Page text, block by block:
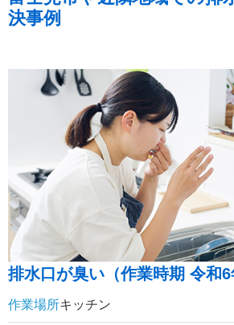
決事例
排水口が臭い（作業時期 令和6
作業場所キッチン